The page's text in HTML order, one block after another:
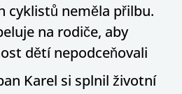
cyklistů neměla přilbu.
na rodiče, aby
dětí nepodceňovali
Karel si splnil životní